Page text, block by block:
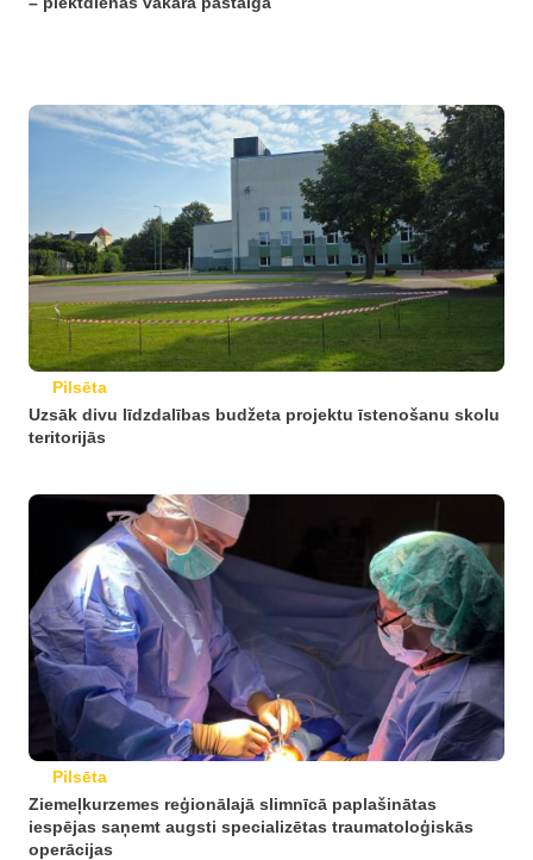
Pilsēta
Uzsāk divu līdzdalības budžeta projektu īstenošanu skolu
teritorijās
Pilsēta
Ziemeļkurzemes reģionālajā slimnīcā paplašinātas
iespējas saņemt augsti specializētas traumatoloģiskās
operācijas